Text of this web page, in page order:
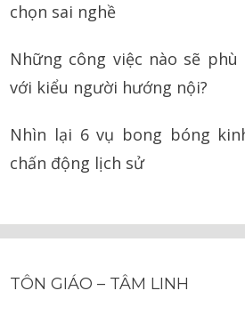
chọn sai nghề
Những công việc nào sẽ phù
với kiểu người hướng nội?
Nhìn lại 6 vụ bong bóng
chấn động lịch sử
TÔN GIÁO – TÂM LINH